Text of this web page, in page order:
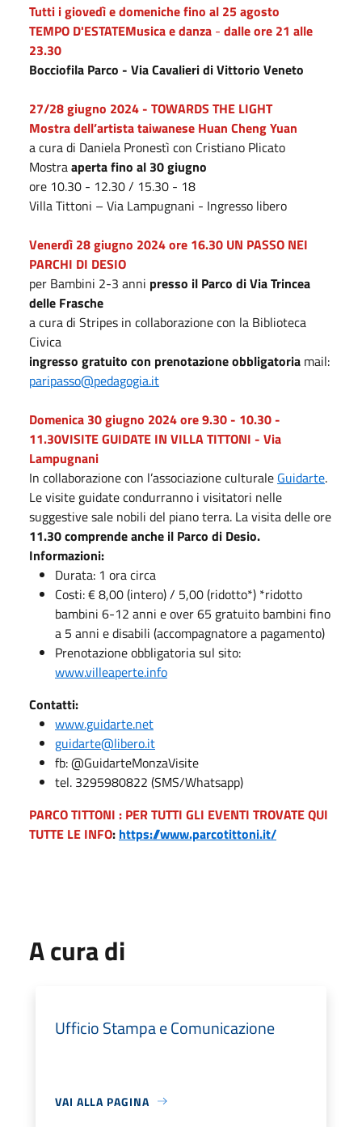
Tutti i giovedì e domeniche fino al 25 agosto
TEMPO D'ESTATEMusica e danza - dalle ore 21 alle
23.30
Bocciofila Parco - Via Cavalieri di Vittorio Veneto
27/28giugno 2024 - TOWARDS THE LIGHT
Mostra dell’artista taiwanese Huan Cheng Yuan
a cura di Daniela Pronestì con Cristiano Plicato
Mostraaperta fino al 30 giugno
ore 10.30 - 12.30 / 15.30 - 18
Villa Tittoni – Via Lampugnani - Ingresso libero
Venerdì 28 giugno 2024ore 16.30 UN PASSO NEI
PARCHI DI DESIO
per Bambini 2-3 anni presso il Parco di Via Trincea
delle Frasche
a cura di Stripes in collaborazione con la Biblioteca
Civica
ingresso gratuito con prenotazione obbligatoria mail:
paripasso@pedagogia.it
Domenica 30 giugno 2024 ore 9.30 - 10.30 -
11.30VISITE GUIDATE IN VILLA TITTONI - Via
Lampugnani
In collaborazione con l’associazione culturale Guidarte.
Le visite guidate condurranno i visitatori nelle
suggestive sale nobili del piano terra. La visita delle ore
11.30 comprende anche il Parco di Desio.
Informazioni:
Durata: 1 ora circa
Costi: € 8,00 (intero) / 5,00 (ridotto*) *ridotto
bambini 6-12 anni e over 65 gratuito bambini fino
a 5 anni e disabili (accompagnatore a pagamento)
Prenotazione obbligatoria sul sito:
www.villeaperte.info
Contatti:
www.guidarte.net
guidarte@libero.it
fb: @GuidarteMonzaVisite
tel. 3295980822 (SMS/Whatsapp)
PARCO TITTONI : PER TUTTI GLI EVENTI TROVATE QUI
TUTTE LE INFO: https://www.parcotittoni.it/
A cura di
Ufficio Stampa e Comunicazione
VAI ALLA PAGINA